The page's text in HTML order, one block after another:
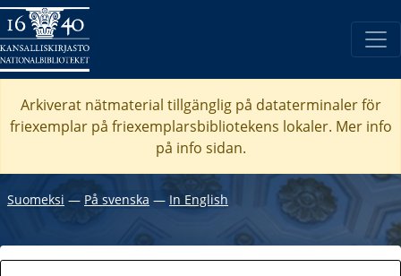
Arkiverat nätmaterial tillgänglig på dataterminaler för
friexemplar på friexemplarsbibliotekens lokaler. Mer info
på info sidan.
Suomeksi ― På svenska ― In English